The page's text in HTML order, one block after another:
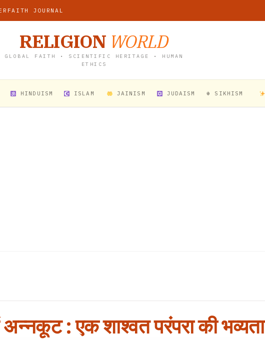
JOURNAL
RELIGION WORLD
GLOBAL FAITH • SCIENTIFIC HERITAGE • HUMAN
ETHICS
HINDUISM ISLAM JAINISM JUDAISM ☬ SIKHISM
अन्नकूट : एक शाश्वत परंपरा की भव्यता